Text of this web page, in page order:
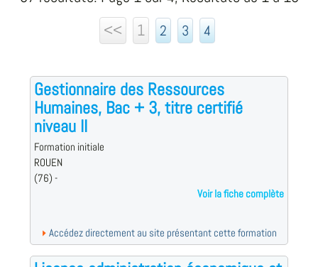
<<
1 2 3 4
Gestionnaire des Ressources
Humaines, Bac + 3, titre certifié
niveau II
Formation initiale
ROUEN
(76) -
Voir la fiche complète
Accédez directement au site présentant cette formation